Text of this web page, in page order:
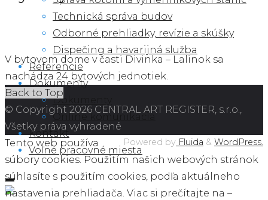
Technická správa budov
Odborné prehliadky, revízie a skúšky
Dispečing a havarijná služba
Referencie
Dokumenty
Dokumenty
Online komunikácia
Kontakt
Voľné pracovné miesta
V bytovom dome v časti Divinka – Lalinok sa
nachádza 24 bytových jednotiek.
Back to Top
© Copyright 2026 CENTRAL ART REGISTER, s.r.o.,
Všetky práva vyhradené
Powered by Fluida & WordPress.
Tento web používa
súbory cookies. Použitím našich webových stránok
súhlasíte s použitím cookies, podľa aktuálneho
nastavenia prehliadača. Viac si prečítajte na –